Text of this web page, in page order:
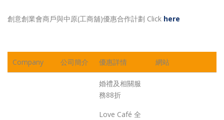
創意創業會商戶與中原(工商舖)優惠合作計劃 Click here
Company 公司簡介 優惠詳情 網站
婚禮及相關服
務88折
Love Café 全